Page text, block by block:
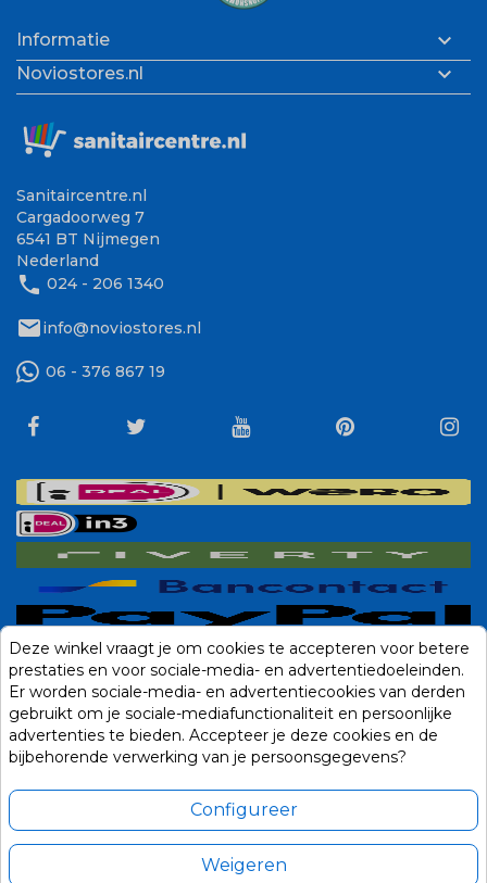
Informatie 
Noviostores.nl 
Sanitaircentre.nl
Cargadoorweg 7
6541 BT Nijmegen
Nederland
phone 024 - 206 1340
mailinfo@noviostores.nl
06 - 376 867 19
Deze winkel vraagt je om cookies te accepteren voor betere
prestaties en voor sociale-media- en advertentiedoeleinden.
Er worden sociale-media- en advertentiecookies van derden
gebruikt om je sociale-mediafunctionaliteit en persoonlijke
advertenties te bieden. Accepteer je deze cookies en de
bijbehorende verwerking van je persoonsgegevens?
Configureer
Weigeren